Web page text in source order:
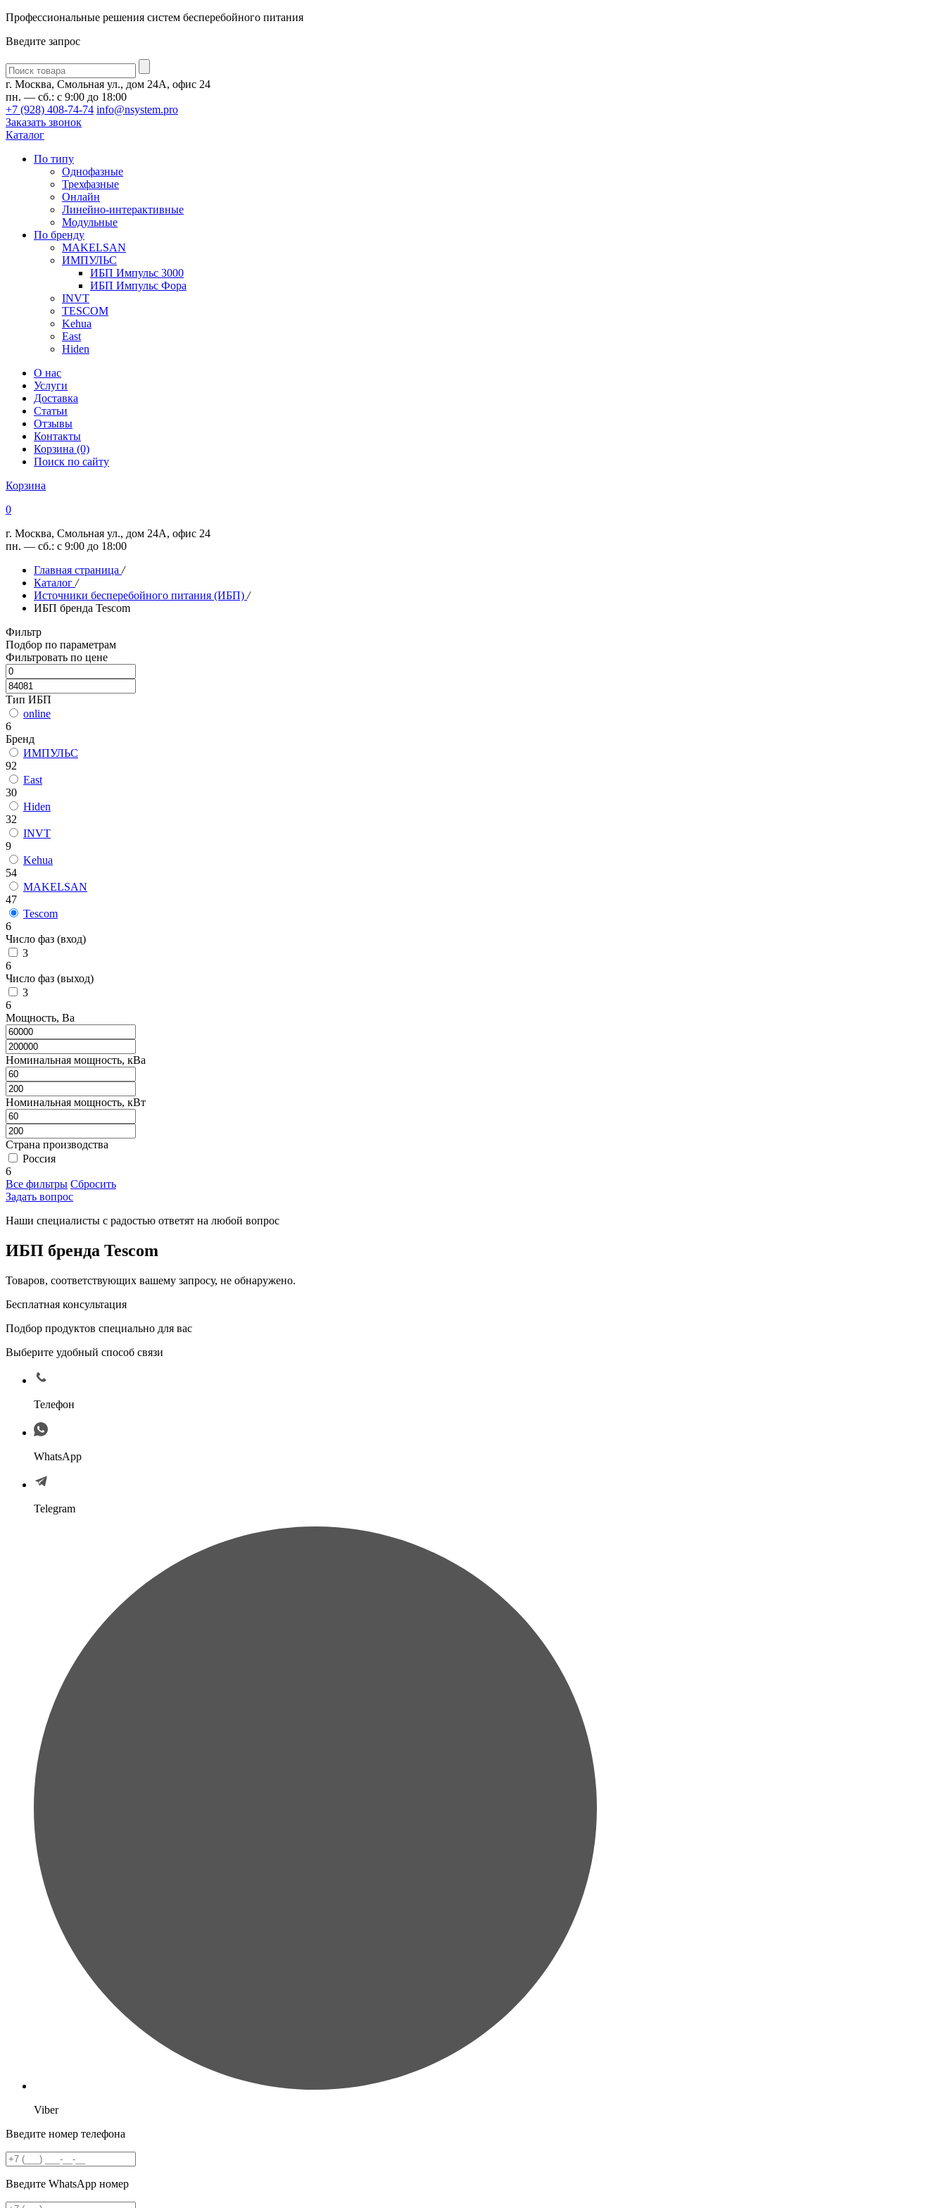
Профессиональные решения систем бесперебойного питания
Введите запрос
Введите
запрос
г. Москва, Смольная ул., дом 24А, офис 24
пн. — сб.: с 9:00 до 18:00
+7 (928) 408-74-74 info@nsystem.pro
Заказать звонок
Каталог
По типу
Однофазные
Трехфазные
Онлайн
Линейно-интерактивные
Модульные
По бренду
MAKELSAN
ИМПУЛЬС
ИБП Импульс 3000
ИБП Импульс Фора
INVT
TESCOM
Kehua
East
Hiden
О нас
Услуги
Доставка
Статьи
Отзывы
Контакты
Корзина (0)
Поиск по сайту
Корзина
0
г. Москва, Смольная ул., дом 24А, офис 24
пн. — сб.: с 9:00 до 18:00
Главная страница /
Каталог /
Источники бесперебойного питания (ИБП) /
ИБП бренда Tescom
Фильтр
Подбор по параметрам
Фильтровать по цене
Тип ИБП
online
6
Бренд
ИМПУЛЬС
92
East
30
Hiden
32
INVT
9
Kehua
54
MAKELSAN
47
Tescom
6
Число фаз (вход)
3
6
Число фаз (выход)
3
6
Мощность, Ва
Номинальная мощность, кВа
Номинальная мощность, кВт
Страна производства
Россия
6
Все фильтры Сбросить
Задать вопрос
Наши специалисты с радостью ответят на любой вопрос
ИБП бренда Tescom
Товаров, соответствующих вашему запросу, не обнаружено.
Бесплатная консультация
Подбор продуктов специально для вас
Выберите удобный способ связи
Телефон
WhatsApp
Telegram
Viber
Введите номер телефона
Введите WhatsApp номер